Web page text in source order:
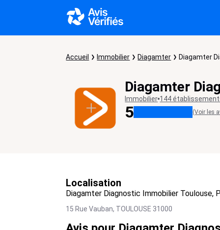
Accueil Immobilier Diagamter Diagamter
Diagamter
Immobilier 144
5 (Voir les
Localisation
Diagamter Diagnostic Immobilier Toulouse,
15 Rue Vauban, TOULOUSE 31000